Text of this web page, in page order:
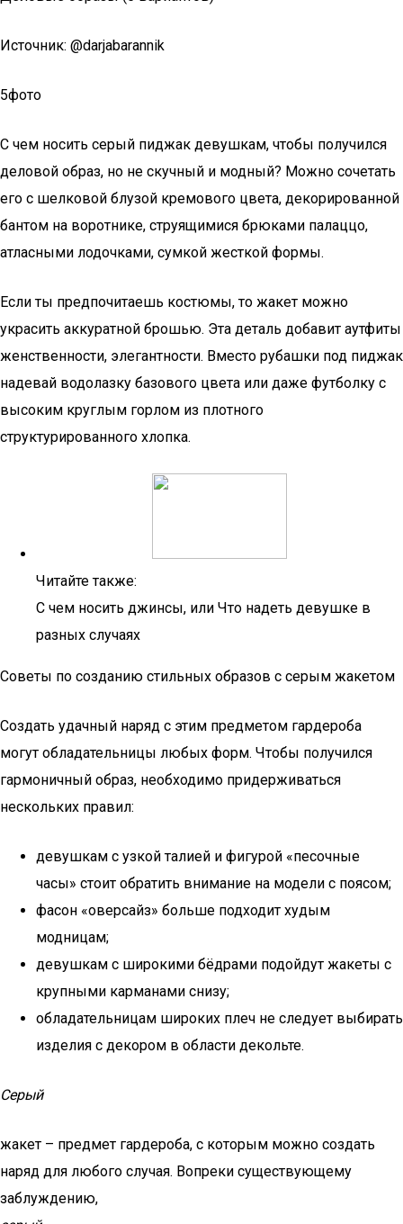
Источник: @darjabarannik
5фото
С чем носить серый пиджак девушкам, чтобы получился
деловой образ, но не скучный и модный? Можно сочетать
его с шелковой блузой кремового цвета, декорированной
бантом на воротнике, струящимися брюками палаццо,
атласными лодочками, сумкой жесткой формы.
Если ты предпочитаешь костюмы, то жакет можно
украсить аккуратной брошью. Эта деталь добавит аутфиты
женственности, элегантности. Вместо рубашки под пиджак
надевай водолазку базового цвета или даже футболку с
высоким круглым горлом из плотного
структурированного хлопка.
Читайте также:
С чем носить джинсы, или Что надеть девушке в
разных случаях
Советы по созданию стильных образов с серым жакетом
Создать удачный наряд с этим предметом гардероба
могут обладательницы любых форм. Чтобы получился
гармоничный образ, необходимо придерживаться
нескольких правил:
девушкам с узкой талией и фигурой «песочные
часы» стоит обратить внимание на модели с поясом;
фасон «оверсайз» больше подходит худым
модницам;
девушкам с широкими бёдрами подойдут жакеты с
крупными карманами снизу;
обладательницам широких плеч не следует выбирать
изделия с декором в области декольте.
Серый
жакет – предмет гардероба, с которым можно создать
наряд для любого случая. Вопреки существующему
заблуждению,